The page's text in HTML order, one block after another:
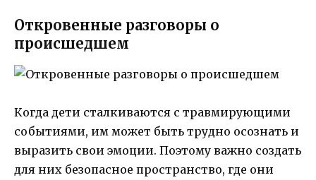
Откровенные разговоры о
происшедшем
Когда дети сталкиваются с травмирующими
событиями, им может быть трудно осознать и
выразить свои эмоции. Поэтому важно создать
для них безопасное пространство, где они